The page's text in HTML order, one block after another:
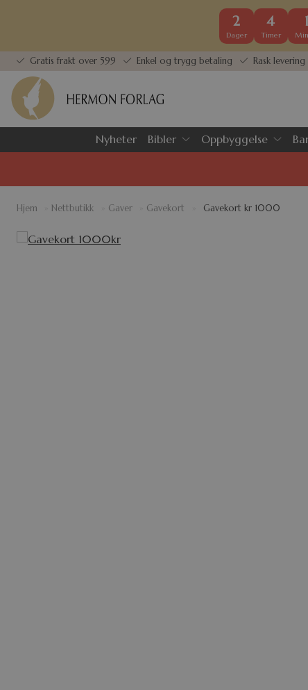
2
Dager
4
Timer
Gratis frakt over 599 Enkel og trygg betaling Rask levering
Nyheter Bibler Oppbyggelse
Hjem Nettbutikk Gaver Gavekort Gavekort kr 1000